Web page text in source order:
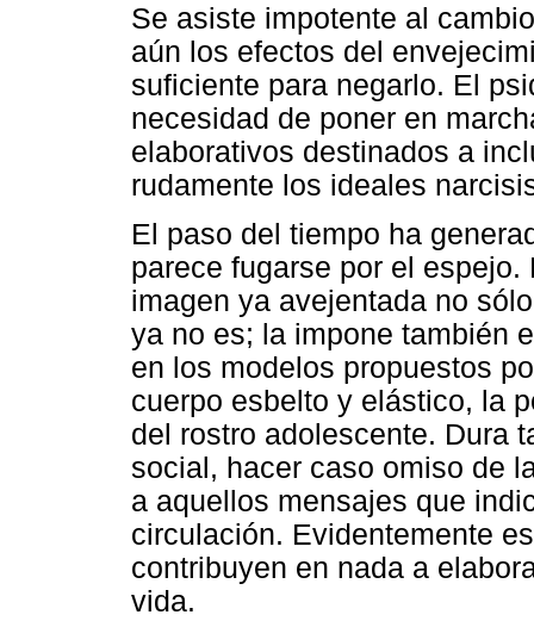
Se asiste impotente al
aún los efectos del
suficiente para negarlo. El
necesidad de poner en
elaborativos destinados a
rudamente los ideales
El paso del tiempo ha
parece fugarse por el
imagen ya avejentada no
ya no es; la impone también
en los modelos propuestos
cuerpo esbelto y elástico, la
del rostro adolescente. Dura
social, hacer caso omiso de
a aquellos mensajes que
circulación. Evidentemente
contribuyen en nada a
vida.